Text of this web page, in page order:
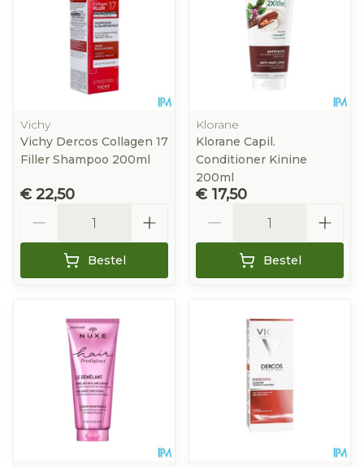
Vichy
Vichy Dercos Collagen 17
Filler Shampoo 200ml
€ 22,50
Bestel
Klorane
Klorane Capil.
Conditioner Kinine
200ml
€ 17,50
Bestel